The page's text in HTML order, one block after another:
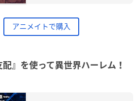
アニメイトで購入
』を使って異世界ハーレム！